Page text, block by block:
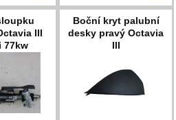
III
77kw
Boční kryt palubní
desky pravý Octavia
III